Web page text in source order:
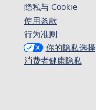
隐私与 Cookie
使用条款
行为准则
你的隐私选择
消费者健康隐私